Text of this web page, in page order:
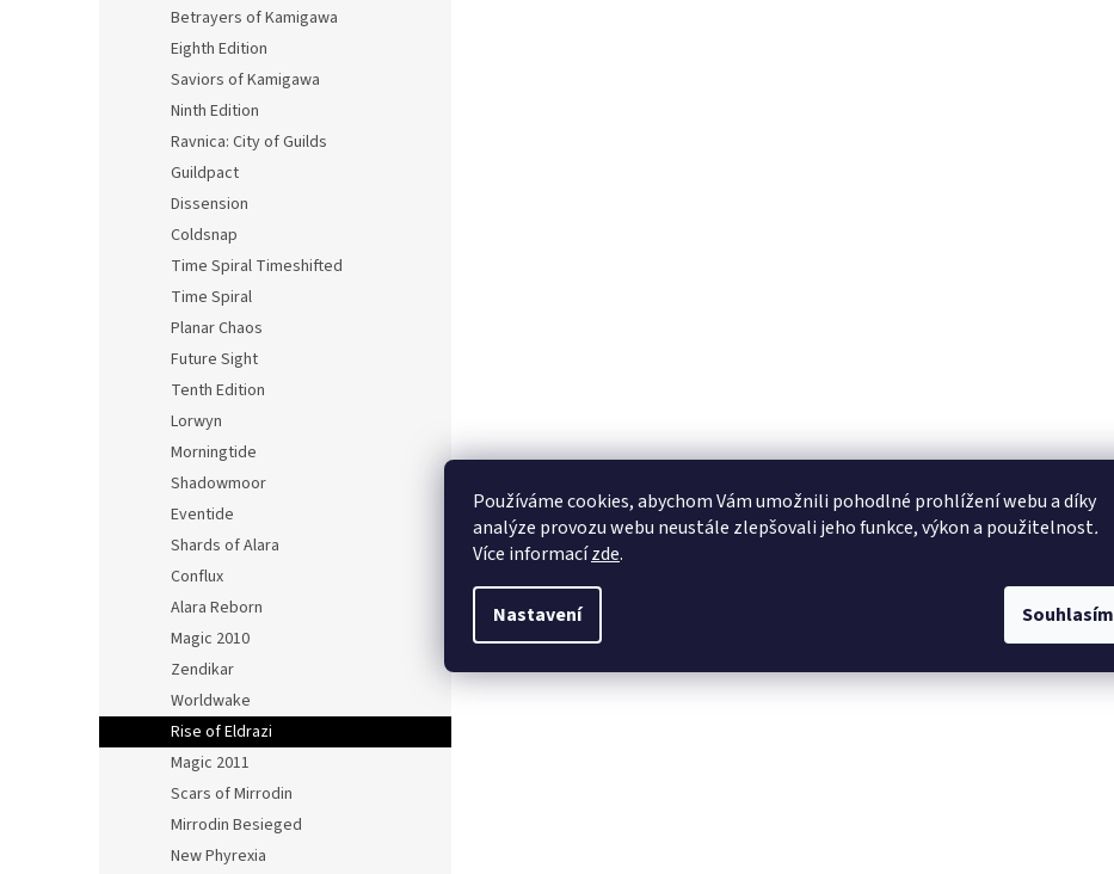
Používáme cookies, abychom Vám umožnili pohodlné prohlížení webu a díky
analýze provozu webu neustále zlepšovali jeho funkce, výkon a použitelnost.
Více informacízde.
Nastavení Souhlasím
Betrayers of Kamigawa
Eighth Edition
Saviors of Kamigawa
Ninth Edition
Ravnica: City of Guilds
Guildpact
Dissension
Coldsnap
Time Spiral Timeshifted
Time Spiral
Planar Chaos
Future Sight
Tenth Edition
Lorwyn
Morningtide
Shadowmoor
Eventide
Shards of Alara
Conflux
Alara Reborn
Magic 2010
Zendikar
Worldwake
Rise of Eldrazi
Magic 2011
Scars of Mirrodin
Mirrodin Besieged
New Phyrexia